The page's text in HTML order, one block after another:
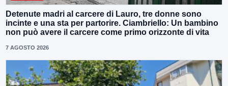
Detenute madri al carcere di Lauro, tre donne sono
incinte e una sta per partorire. Ciambriello: Un bambino
non può avere il carcere come primo orizzonte di vita
7 AGOSTO 2026